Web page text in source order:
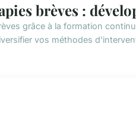
brèves :
grâce à la formation
vos méthodes